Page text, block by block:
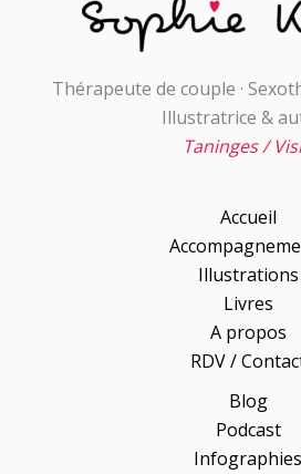
Thérapeute de couple ·
Illustratrice &
Taninges /
Accueil
Illustrations
Livres
A propos
RDV /
Blog
Podcast
Infographies